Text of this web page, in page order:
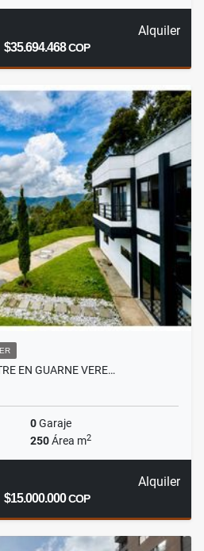
Alquiler
$35.694.468COP
EN GUARNE VERE…
0Garaje
250Área m2
Alquiler
$15.000.000COP